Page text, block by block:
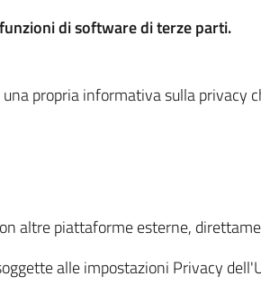
di software di terze parti.
propria informativa sulla privacy
altre piattaforme esterne,
alle impostazioni Privacy